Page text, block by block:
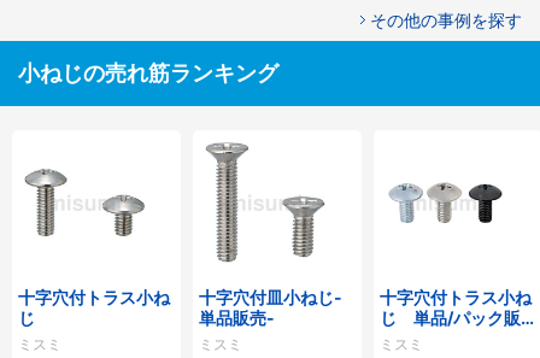
その他の事例を探す
小ねじの売れ筋ランキング
十字穴付トラス小ね
じ
ミスミ
十字穴付皿小ねじ-
単品販売-
ミスミ
十字穴付トラス小ね
じ 単品/パック販
売
ミスミ